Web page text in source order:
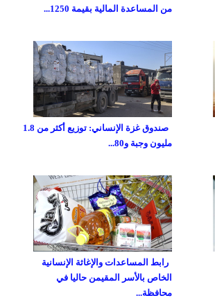
من المساعدة المالية بقيمة 1250...
صندوق غزة الإنساني: توزيع أكثر من 1.8
مليون وجبة و80...
رابط المساعدات والإغاثة الإنسانية
الخاص بالأسر المقيمن حاليا في
محافظة...